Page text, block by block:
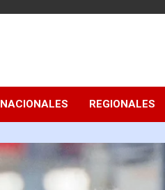
NACIONALES REGIONALES